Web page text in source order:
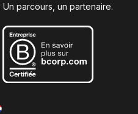
Un parcours, un partenaire.